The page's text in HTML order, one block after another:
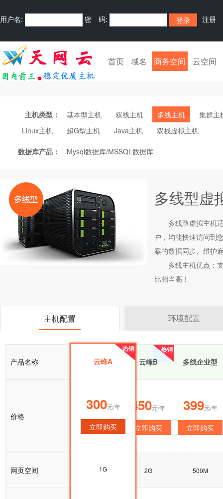
用户名: 密 码: 注册
首页 域名 商务空间 云空间
主机类型： 基本型主机 双线主机 多线主机
集群主
Linux主机
超G型主机 Java主机 双栈虚拟主机
数据库产品： Mysql数据库/MSSQL数据库
多线型虚
多线路虚拟主机
户，均能快速访问到
案的数据同步、维护
多线主机优点：
比相当高！
主机配置 环境配置
产品名称
热销
云峰A
热销
云峰B 多线企业型
价格
300元/年
立即购买
450元/年
立即购买
399元/年
立即购买
网页空间 1G 2G 500M
热销
云峰A
300元/年
立即购买
1G